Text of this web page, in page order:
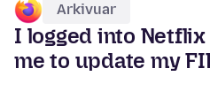
Arkivuar
I logged into
me to update my